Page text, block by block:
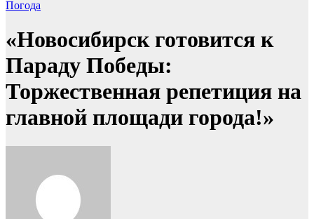
Погода
«Новосибирск готовится к
Параду Победы:
Торжественная репетиция на
главной площади города!»